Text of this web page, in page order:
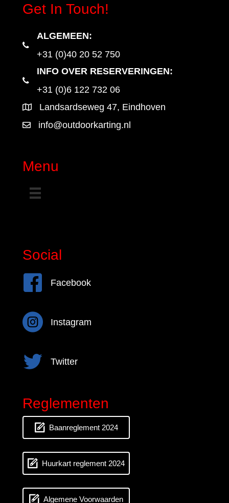
Get In Touch!
ALGEMEEN:
+31 (0)40 20 52 750
INFO OVER RESERVERINGEN:
+31 (0)6 122 732 06
Landsardseweg 47, Eindhoven
info@outdoorkarting.nl
Menu
Social
FacebookFacebook
InstagramInstagram
Twitter Twitter
Reglementen
Baanreglement 2024
Huurkart reglement 2024
Algemene Voorwaarden